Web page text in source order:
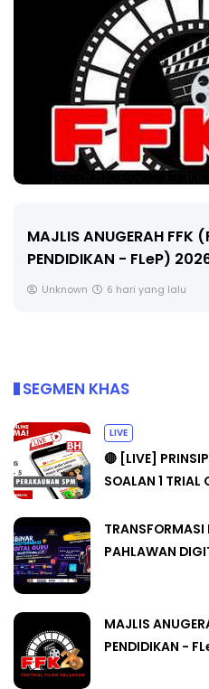
MAJLIS ANUGERAH FFK
PENDIDIKAN - FLeP)
Unknown 6 hari yang lalu
SEGMEN KHAS
LIVE
🔴 [LIVE]
SOALAN 1 TRIAL
TRANSFORMASI
PAHLAWAN
MAJLIS
PENDIDIKAN -